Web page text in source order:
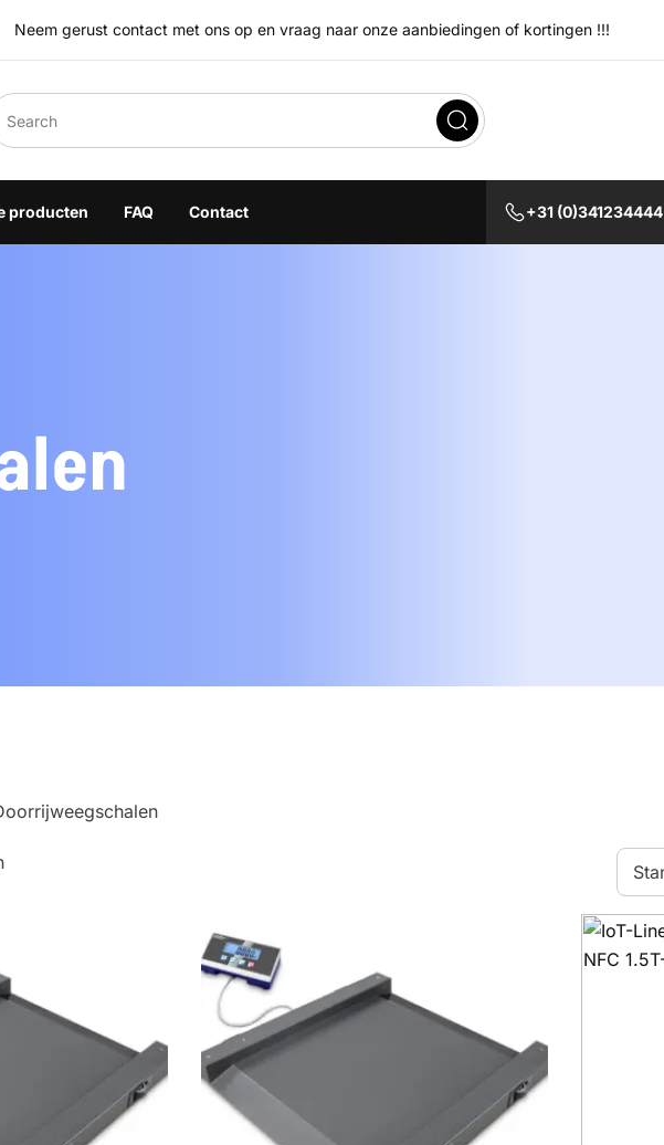
Neem gerust contact met ons op en vraag naar onze aanbiedingen of kortingen !!!
producten FAQ Contact +31 (0)341234444